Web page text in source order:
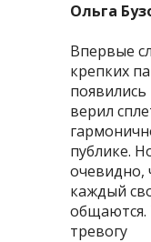
Ольга
Впервые
крепких
верил
публике.
очевидно,
каждый
общаются.
тревогу